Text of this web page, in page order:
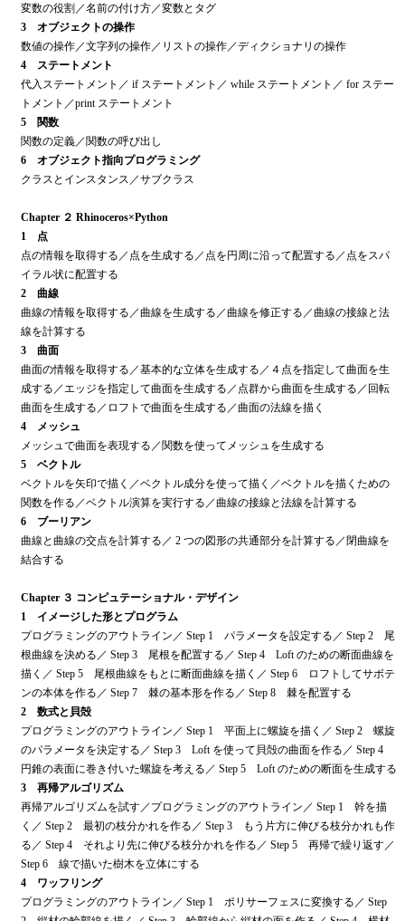
変数の役割／名前の付け方／変数とタグ
3 オブジェクトの操作
数値の操作／文字列の操作／リストの操作／ディクショナリの操作
4 ステートメント
代入ステートメント／ if ステートメント／ while ステートメント／ for ステー
トメント／print ステートメント
5 関数
関数の定義／関数の呼び出し
6 オブジェクト指向プログラミング
クラスとインスタンス／サブクラス
Chapter ２ Rhinoceros×Python
1 点
点の情報を取得する／点を生成する／点を円周に沿って配置する／点をスパ
イラル状に配置する
2 曲線
曲線の情報を取得する／曲線を生成する／曲線を修正する／曲線の接線と法
線を計算する
3 曲面
曲面の情報を取得する／基本的な立体を生成する／４点を指定して曲面を生
成する／エッジを指定して曲面を生成する／点群から曲面を生成する／回転
曲面を生成する／ロフトで曲面を生成する／曲面の法線を描く
4 メッシュ
メッシュで曲面を表現する／関数を使ってメッシュを生成する
5 ベクトル
ベクトルを矢印で描く／ベクトル成分を使って描く／ベクトルを描くための
関数を作る／ベクトル演算を実行する／曲線の接線と法線を計算する
6 ブーリアン
曲線と曲線の交点を計算する／ 2 つの図形の共通部分を計算する／閉曲線を
結合する
Chapter ３ コンピュテーショナル・デザイン
1 イメージした形とプログラム
プログラミングのアウトライン／ Step 1 パラメータを設定する／ Step 2 尾
根曲線を決める／ Step 3 尾根を配置する／ Step 4 Loft のための断面曲線を
描く／ Step 5 尾根曲線をもとに断面曲線を描く／ Step 6 ロフトしてサボテ
ンの本体を作る／ Step 7 棘の基本形を作る／ Step 8 棘を配置する
2 数式と貝殻
プログラミングのアウトライン／ Step 1 平面上に螺旋を描く／ Step 2 螺旋
のパラメータを決定する／ Step 3 Loft を使って貝殻の曲面を作る／ Step 4
円錐の表面に巻き付いた螺旋を考える／ Step 5 Loft のための断面を生成する
3 再帰アルゴリズム
再帰アルゴリズムを試す／プログラミングのアウトライン／ Step 1 幹を描
く／ Step 2 最初の枝分かれを作る／ Step 3 もう片方に伸びる枝分かれも作
る／ Step 4 それより先に伸びる枝分かれを作る／ Step 5 再帰で繰り返す／
Step 6 線で描いた樹木を立体にする
4 ワッフリング
プログラミングのアウトライン／ Step 1 ポリサーフェスに変換する／ Step